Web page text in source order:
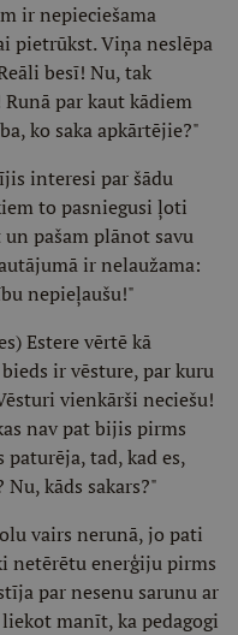
ir nepieciešama
pietrūkst. Viņa neslēpa
besī! Nu, tak
par kaut kādiem
ko saka apkārtējie?"
interesi par šādu
to pasniegusi ļoti
pašam plānot savu
ir nelaužama:
nepieļaušu!"
Estere vērtē kā
ir vēsture, par kuru
vienkārši neciešu!
nav pat bijis pirms
paturēja, tad, kad es,
kāds sakars?"
vairs nerunā, jo pati
netērētu enerģiju pirms
par nesenu sarunu ar
manīt, ka pedagogi